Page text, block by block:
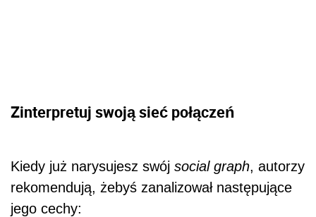
Zinterpretuj swoją sieć połączeń
Kiedy już narysujesz swój social graph, autorzy
rekomendują, żebyś zanalizował następujące
jego cechy: